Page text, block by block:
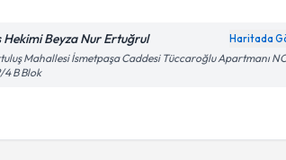
Hekimi Beyza Nur Ertuğrul Haritada
Mahallesi İsmetpaşa Caddesi Tüccaroğlu Apartmanı
4 B Blok